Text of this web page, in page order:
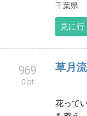
千葉県
見に行
969
0 pt
草月